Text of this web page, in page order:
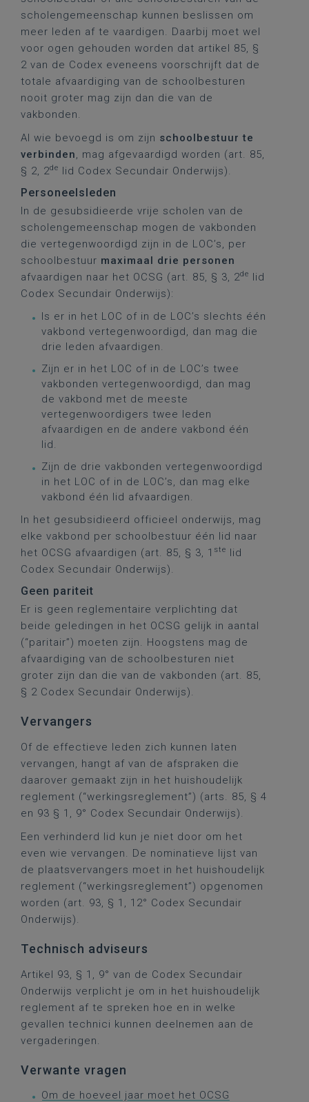
scholengemeenschap kunnen beslissen om
meer leden af te vaardigen. Daarbij moet wel
voor ogen gehouden worden dat artikel 85, §
2 van de Codex eveneens voorschrijft dat de
totale afvaardiging van de schoolbesturen
nooit groter mag zijn dan die van de
vakbonden.
Al wie bevoegd is om zijn schoolbestuur te
verbinden, mag afgevaardigd worden (art. 85,
§ 2, 2de lid Codex Secundair Onderwijs).
Personeelsleden
In de gesubsidieerde vrije scholen van de
scholengemeenschap mogen de vakbonden
die vertegenwoordigd zijn in de LOC’s, per
schoolbestuur maximaal drie personen
afvaardigen naar het OCSG (art. 85, § 3, 2de lid
Codex Secundair Onderwijs):
Is er in het LOC of in de LOC’s slechts één
vakbond vertegenwoordigd, dan mag die
drie leden afvaardigen.
Zijn er in het LOC of in de LOC’s twee
vakbonden vertegenwoordigd, dan mag
de vakbond met de meeste
vertegenwoordigers twee leden
afvaardigen en de andere vakbond één
lid.
Zijn de drie vakbonden vertegenwoordigd
in het LOC of in de LOC’s, dan mag elke
vakbond één lid afvaardigen.
In het gesubsidieerd officieel onderwijs, mag
elke vakbond per schoolbestuur één lid naar
het OCSG afvaardigen (art. 85, § 3, 1 ste lid
Codex Secundair Onderwijs).
Geen pariteit
Er is geen reglementaire verplichting dat
beide geledingen in het OCSG gelijk in aantal
(“paritair”) moeten zijn. Hoogstens mag de
afvaardiging van de schoolbesturen niet
groter zijn dan die van de vakbonden (art. 85,
§ 2 Codex Secundair Onderwijs).
Vervangers
Of de effectieve leden zich kunnen laten
vervangen, hangt af van de afspraken die
daarover gemaakt zijn in het huishoudelijk
reglement (“werkingsreglement”) (arts. 85, § 4
en 93 § 1, 9° Codex Secundair Onderwijs).
Een verhinderd lid kun je niet door om het
even wie vervangen. De nominatieve lijst van
de plaatsvervangers moet in het huishoudelijk
reglement (“werkingsreglement”) opgenomen
worden (art. 93, § 1, 12° Codex Secundair
Onderwijs).
Technisch adviseurs
Artikel 93, § 1, 9° van de Codex Secundair
Onderwijs verplicht je om in het huishoudelijk
reglement af te spreken hoe en in welke
gevallen technici kunnen deelnemen aan de
vergaderingen.
Verwante vragen
Om de hoeveel jaar moet het OCSG